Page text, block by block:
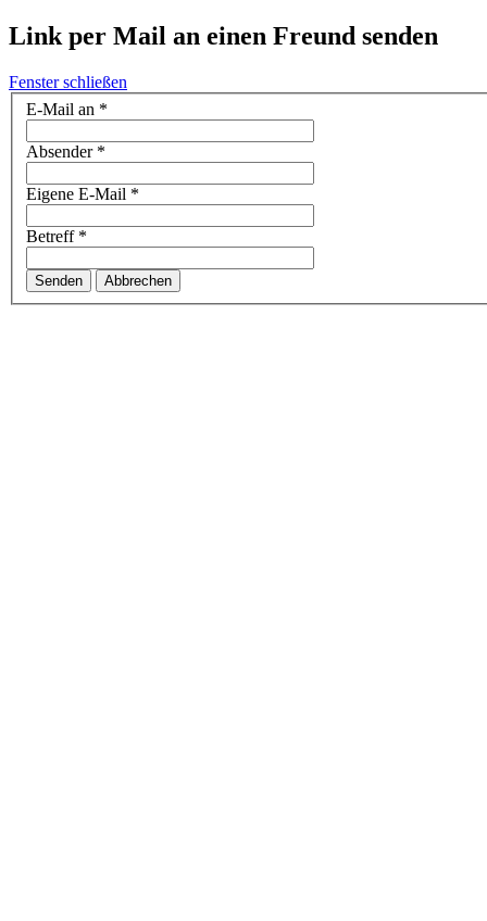
Link per Mail an einen Freund senden
Fenster schließen
E-Mail an *
Absender*
Eigene E-Mail *
Betreff*
Senden Abbrechen